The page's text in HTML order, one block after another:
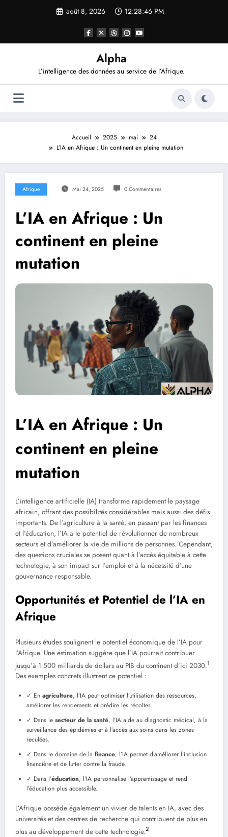
août 8, 2026 12:28:46 PM
Alpha
L’intelligence des données au service de l’Afrique.
Accueil 2025 mai
24
L’IA en Afrique : Un continent en pleine mutation
Afrique Mai 24, 2025 0 Commentaires
L’IA en Afrique : Un
continent en pleine
mutation
L’IA en Afrique : Un
continent en pleine
mutation
L’intelligence artificielle (IA) transforme rapidement le paysage
africain, offrant des possibilités considérables mais aussi des défis
importants. De l’agriculture à la santé, en passant par les finances
et l’éducation, l’IA a le potentiel de révolutionner de nombreux
secteurs et d’améliorer la vie de millions de personnes. Cependant,
des questions cruciales se posent quant à l’accès équitable à cette
technologie, à son impact sur l’emploi et à la nécessité d’une
gouvernance responsable.
Opportunités et Potentiel de l’IA en
Afrique
Plusieurs études soulignent le potentiel économique de l’IA pour
l’Afrique. Une estimation suggère que l’IA pourrait contribuer
jusqu’à 1 500 milliards de dollars au PIB du continent d’ici 2030.1
Des exemples concrets illustrent ce potentiel :
✓ En agriculture, l’IA peut optimiser l’utilisation des ressources,
améliorer les rendements et prédire les récoltes.
✓ Dans le secteur de la santé, l’IA aide au diagnostic médical, à la
surveillance des épidémies et à l’accès aux soins dans les zones
reculées.
✓ Dans le domaine de la finance, l’IA permet d’améliorer l’inclusion
financière et de lutter contre la fraude.
✓ Dans l’éducation, l’IA personnalise l’apprentissage et rend
l’éducation plus accessible.
L’Afrique possède également un vivier de talents en IA, avec des
universités et des centres de recherche qui contribuent de plus en
plus au développement de cette technologie.2